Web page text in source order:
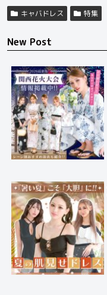
キャバドレス 特集
New Post